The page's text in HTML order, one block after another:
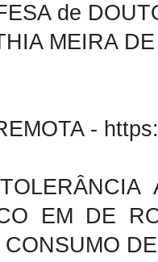
de
MEIRA
-
EM DE
CONSUMO